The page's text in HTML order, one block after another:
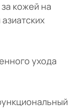
кожей на
ухода